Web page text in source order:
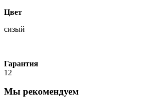
Цвет
сизый
Гарантия
12
Мы рекомендуем